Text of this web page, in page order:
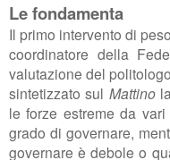
Le fondamenta
Il primo intervento di
coordinatore della
valutazione del politologo
sintetizzato sul Mattino
le forze estreme da
grado di governare,
governare è debole o